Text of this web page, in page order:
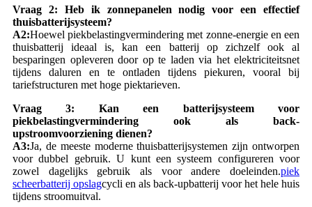
Vraag 2: Heb ik zonnepanelen nodig voor een effectief
thuisbatterijsysteem?
A2:Hoewel piekbelastingvermindering met zonne-energie en een
thuisbatterij ideaal is, kan een batterij op zichzelf ook al
besparingen opleveren door op te laden via het elektriciteitsnet
tijdens daluren en te ontladen tijdens piekuren, vooral bij
tariefstructuren met hoge piektarieven.
Vraag 3: Kan een batterijsysteem voor
piekbelastingvermindering ook als back-
upstroomvoorziening dienen?
A3:Ja, de meeste moderne thuisbatterijsystemen zijn ontworpen
voor dubbel gebruik. U kunt een systeem configureren voor
zowel dagelijks gebruik als voor andere doeleinden.piek
scheerbatterij opslagcycli en als back-upbatterij voor het hele huis
tijdens stroomuitval.